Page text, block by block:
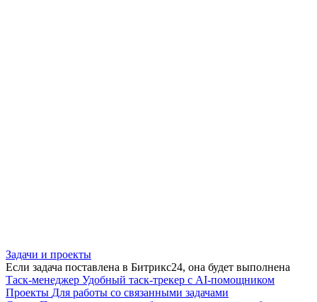
Задачи и проекты
Если задача поставлена в Битрикс24, она будет выполнена
Таск-менеджер Удобный таск-трекер с AI-помощником
Проекты Для работы со связанными задачами